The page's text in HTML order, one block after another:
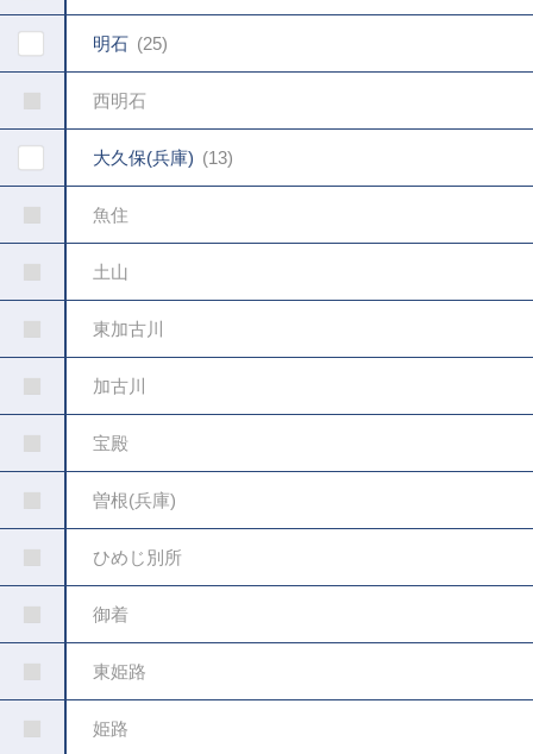
明石 25
西明石
大久保(兵庫) 13
魚住
土山
東加古川
加古川
宝殿
曽根(兵庫)
ひめじ別所
御着
東姫路
姫路